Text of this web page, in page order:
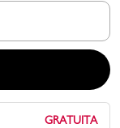
GRATUITA